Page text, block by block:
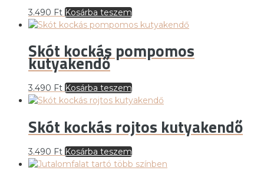
3.490 Ft Kosárba teszem
Skót kockás pompomos
kutyakendő
3.490 Ft Kosárba teszem
Skót kockás rojtos kutyakendő
3.490 Ft Kosárba teszem